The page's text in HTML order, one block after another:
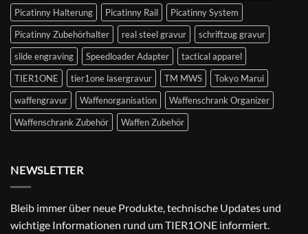
Picatinny Halterung
Picatinny Rail
Picatinny System
Picatinny Zubehörhalter
real steel gravur
schriftzug gravur
slide engraving
Speedloader Adapter
tactical apparel
TIER1ONE
tier1one lasergravur TM MWS
Tokyo Marui
waffengravur
Waffenorganisation
Waffenschrank Organizer
Waffenschrank Zubehör
Waffen Zubehör
NEWSLETTER
Bleib immer über neue Produkte, technische Updates und
wichtige Informationen rund um TIER1ONE informiert.